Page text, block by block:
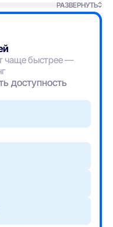
РАЗВЕРНУТЬ
чаще быстрее —
доступность